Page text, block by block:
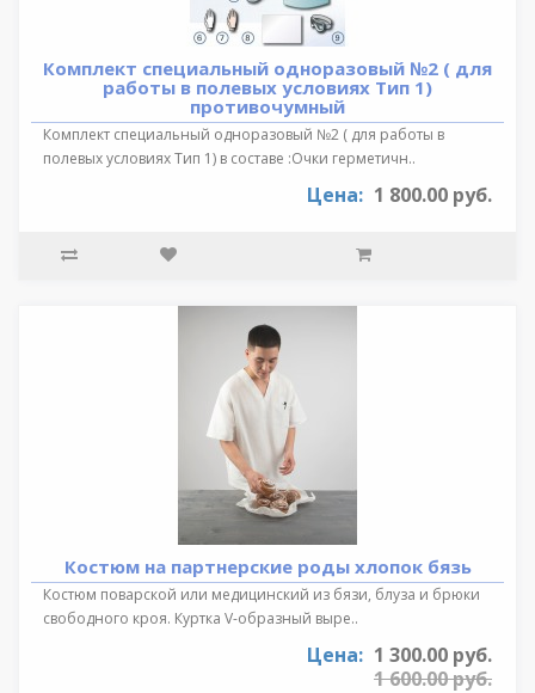
Комплект специальный одноразовый №2 ( для
работы в полевых условиях Тип 1)
противочумный
Комплект специальный одноразовый №2 ( для работы в
полевых условиях Тип 1) в составе :Очки герметичн..
Цена: 1 800.00 руб.
Костюм на партнерские роды хлопок бязь
Костюм поварской или медицинский из бязи, блуза и брюки
свободного кроя. Куртка V-образный выре..
Цена: 1 300.00 руб.
1 600.00 руб.